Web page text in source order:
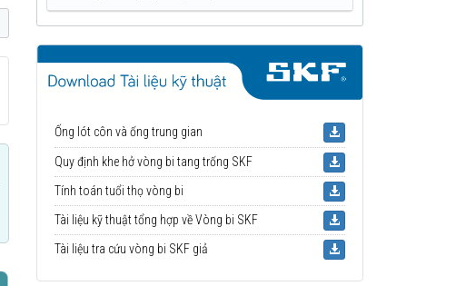
Ống lót côn và ống trung gian
Quy định khe hở vòng bi tang trống SKF
Tính toán tuổi thọ vòng bi
Tài liệu kỹ thuật tổng hợp về Vòng bi SKF
Tài liệu tra cứu vòng bi SKF giả